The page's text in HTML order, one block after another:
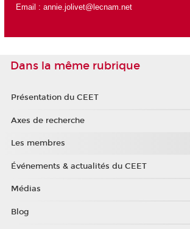
Email : annie.jolivet@lecnam.net
Dans la même rubrique
Présentation du CEET
Axes de recherche
Les membres
Événements & actualités du CEET
Médias
Blog